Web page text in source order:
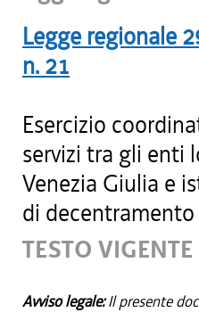
Legge regionale
n. 21
Esercizio
servizi tra gli enti
Venezia Giulia e
di
TESTO
Avviso legale:Il presente